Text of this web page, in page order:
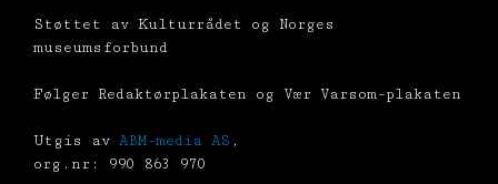
Støttet av Kulturrådet og Norges
museumsforbund
Følger Redaktørplakaten og Vær Varsom-plakaten
Utgis av ABM-media AS ,
org.nr: 990 863 970